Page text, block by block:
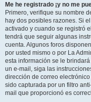
Me he registrado ¡y no me
Primero, verifique su nombre
hay dos posibles razones. Si
activado y cuando se registró
tendrá que seguir algunas
cuenta. Algunos foros
por usted mismo o por La
esta información se le
un e-mail, siga las
dirección de correo
sido capturada por un filtro
mail que proporcionó es